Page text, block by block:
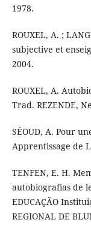
1978.
ROUXEL, A. ;
subjective et
2004.
ROUXEL, A.
Trad. REZENDE,
SÉOUD, A. Pour
Apprentissage de
TENFEN, E. H.
autobiografias de
EDUCAÇÃO
REGIONAL DE